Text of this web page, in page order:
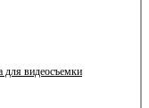
для видеосъемки